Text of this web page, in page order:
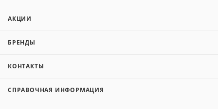
АКЦИИ
БРЕНДЫ
КОНТАКТЫ
СПРАВОЧНАЯ ИНФОРМАЦИЯ